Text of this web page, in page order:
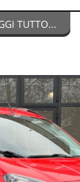
su misura
TUTTO...